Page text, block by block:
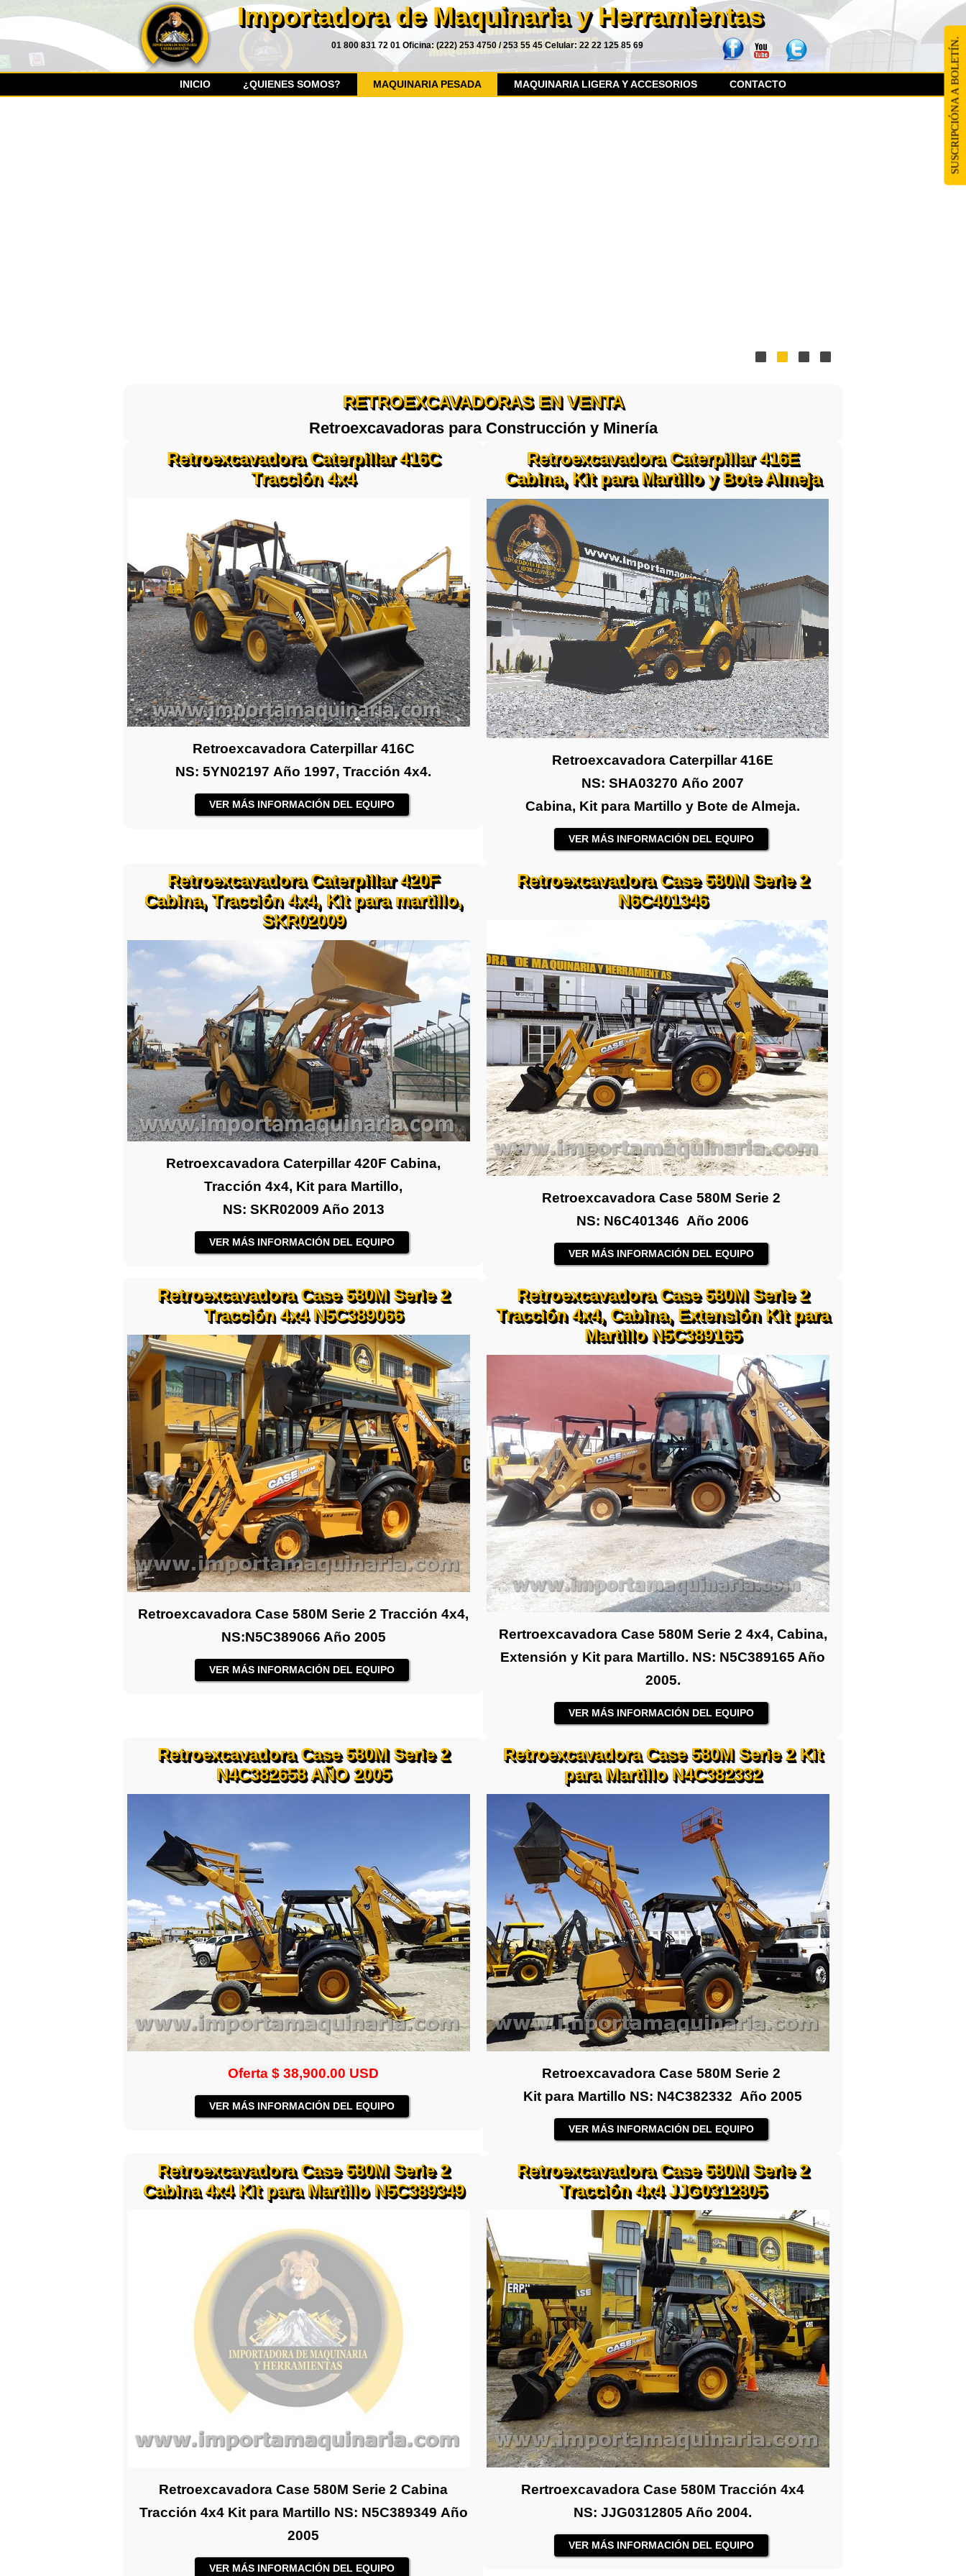
Importadora de Maquinaria y Herramientas
01 800 831 72 01 Oficina: (222) 253 4750 / 253 55 45 Celular: 22 22 125 85 69
INICIO ¿QUIENES SOMOS? MAQUINARIA PESADA MAQUINARIA LIGERA Y ACCESORIOS CONTACTO
RETROEXCAVADORAS EN VENTA
Retroexcavadoras para Construcción y Minería
Retroexcavadora Caterpillar 416C
Tracción 4x4
Retroexcavadora Caterpillar 416C
NS: 5YN02197 Año 1997, Tracción 4x4.
VER MÁS INFORMACIÓN DEL EQUIPO
Retroexcavadora Caterpillar 416E
Cabina, Kit para Martillo y Bote Almeja
Retroexcavadora Caterpillar 416E
NS: SHA03270 Año 2007
Cabina, Kit para Martillo y Bote de Almeja.
VER MÁS INFORMACIÓN DEL EQUIPO
Retroexcavadora Caterpillar 420F
Cabina, Tracción 4x4, Kit para martillo,
SKR02009
Retroexcavadora Caterpillar 420F Cabina,
Tracción 4x4, Kit para Martillo,
NS: SKR02009 Año 2013
VER MÁS INFORMACIÓN DEL EQUIPO
Retroexcavadora Case 580M Serie 2
N6C401346
Retroexcavadora Case 580M Serie 2
NS: N6C401346 Año 2006
VER MÁS INFORMACIÓN DEL EQUIPO
Retroexcavadora Case 580M Serie 2
Tracción 4x4 N5C389066
Retroexcavadora Case 580M Serie 2 Tracción 4x4,
NS:N5C389066 Año 2005
VER MÁS INFORMACIÓN DEL EQUIPO
Retroexcavadora Case 580M Serie 2
Tracción 4x4, Cabina, Extensión Kit para
Martillo N5C389165
Rertroexcavadora Case 580M Serie 2 4x4, Cabina,
Extensión y Kit para Martillo. NS: N5C389165 Año
2005.
VER MÁS INFORMACIÓN DEL EQUIPO
Retroexcavadora Case 580M Serie 2
N4C382658 AÑO 2005
Oferta $ 38,900.00 USD
VER MÁS INFORMACIÓN DEL EQUIPO
Retroexcavadora Case 580M Serie 2 Kit
para Martillo N4C382332
Retroexcavadora Case 580M Serie 2
Kit para Martillo NS: N4C382332 Año 2005
VER MÁS INFORMACIÓN DEL EQUIPO
Retroexcavadora Case 580M Serie 2
Cabina 4x4 Kit para Martillo N5C389349
Retroexcavadora Case 580M Serie 2 Cabina
Tracción 4x4 Kit para Martillo NS: N5C389349 Año
2005
VER MÁS INFORMACIÓN DEL EQUIPO
Retroexcavadora Case 580M Serie 2
Tracción 4x4 JJG0312805
Rertroexcavadora Case 580M Tracción 4x4
NS: JJG0312805 Año 2004.
VER MÁS INFORMACIÓN DEL EQUIPO
SUSCRIPCIÓNA A BOLETÍN.